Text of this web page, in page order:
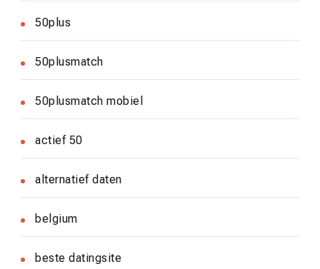
50plus
50plusmatch
50plusmatch mobiel
actief 50
alternatief daten
belgium
beste datingsite